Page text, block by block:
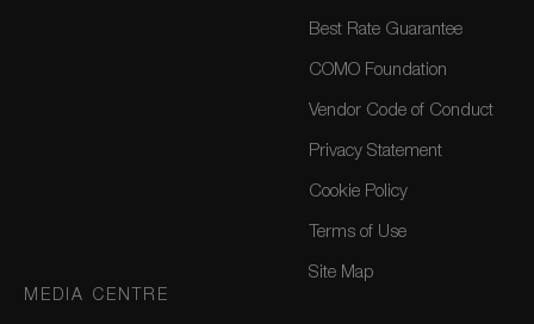
Best Rate Guarantee
COMO Foundation
Vendor Code of Conduct
Privacy Statement
Cookie Policy
Terms of Use
Site Map
MEDIA CENTRE